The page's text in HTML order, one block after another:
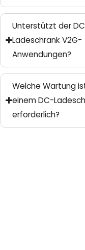
Unterstützt der
Ladeschrank V2G-
Anwendungen?
Welche Wartung
einem DC-
erforderlich?